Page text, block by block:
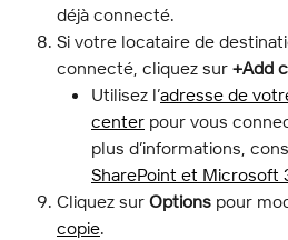
déjà connecté.
Si votre locataire de
connecté, cliquez sur +Add
Utilisez l’adresse de
center pour vous
plus d’informations,
SharePoint et Microsoft
Cliquez sur Options pour
copie.